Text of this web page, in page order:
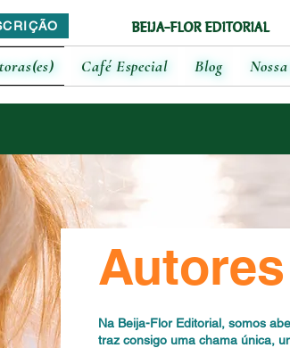
BEIJA-FLOR EDITORIAL
Café Especial Blog
Na Beija-Flor Editorial, somos
traz consigo uma chama única,